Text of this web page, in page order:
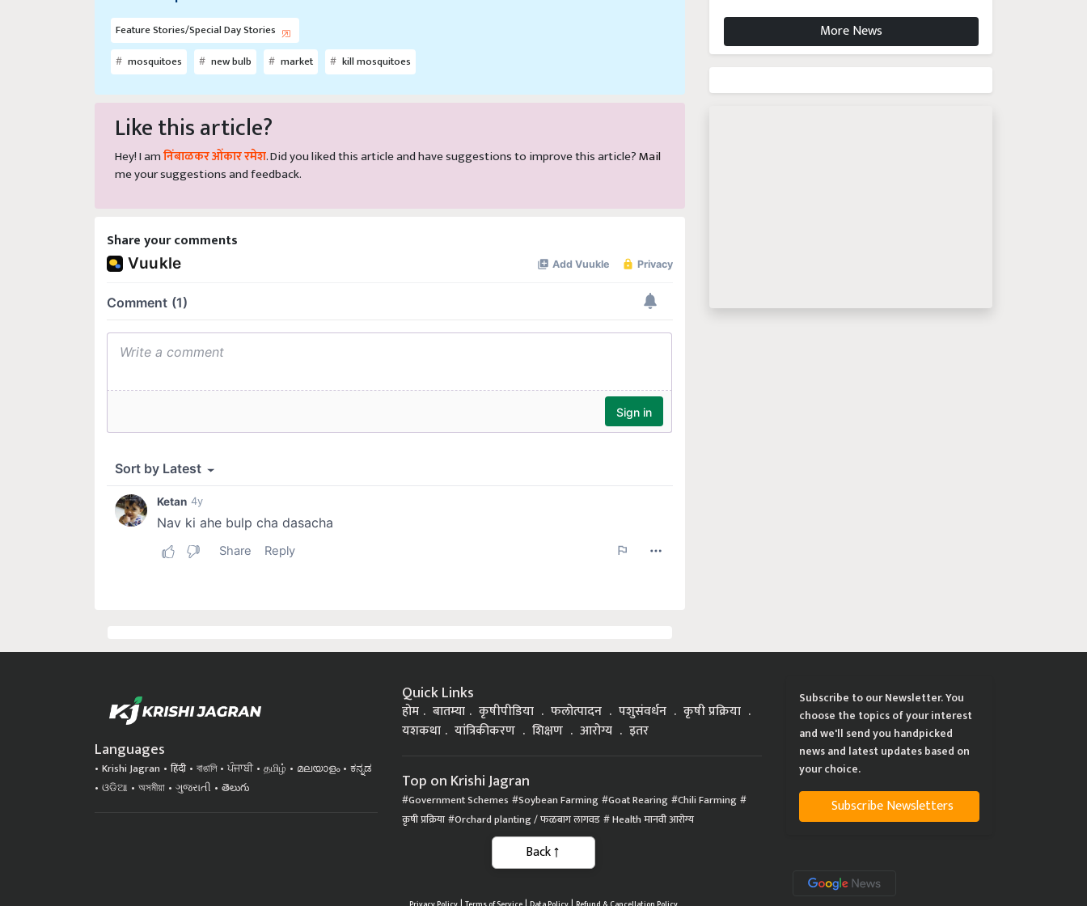
Feature Stories/Special Day Stories
mosquitoes
new bulb market kill mosquitoes
Like this article?
Hey! I am निंबाळकर ओंकार रमेश . Did you liked this article and have suggestions to improve this article? Mail
me your suggestions and feedback.
Share your comments
More News
Languages
Krishi Jagran हिंदी বাঙালি ਪੰਜਾਬੀ தமிழ் മലയാളം
ಕನ್ನಡ
ଓଡିଆ
অসমীয়া ગુજરાતી తెలుగు
Quick Links
होम बातम्या कृषीपीडिया फलोत्पादन पशुसंवर्धन
कृषी प्रक्रिया
यशकथा
यांत्रिकीकरण शिक्षण आरोग्य इतर
Top on Krishi Jagran
Government Schemes Soybean Farming Goat Rearing
Chili Farming
कृषी प्रक्रिया
Orchard planting / फळबाग लागवड Health मानवी आरोग्य
Subscribe to our Newsletter. You
choose the topics of your interest
and we'll send you handpicked
news and latest updates based on
your choice.
Subscribe Newsletters
| | |
Back